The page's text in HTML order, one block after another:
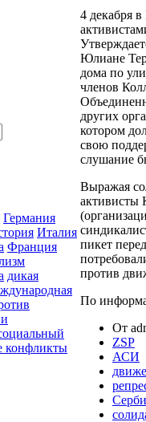
Германия
Италия
Франция
дикая
конфликты
4 декабря
Юлиане
дома по
членов
других
котором
свою
слушание
Выражая
активисты
пикет
против
По
От
ZSP
АСИ